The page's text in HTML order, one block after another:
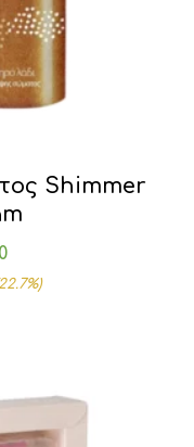
Shimmer
Η
τρέχουσα